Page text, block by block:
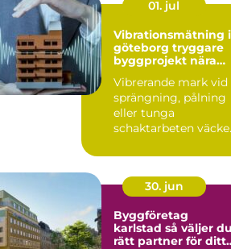
01. jul
Vibrationsmätning i
göteborg tryggare
byggprojekt nära
omgivningar
Vibrerande mark vid
sprängning, pålning
eller tunga
schaktarbeten
fastighet...
30. jun
Byggföretag
karlstad så väljer du
rätt partner för ditt